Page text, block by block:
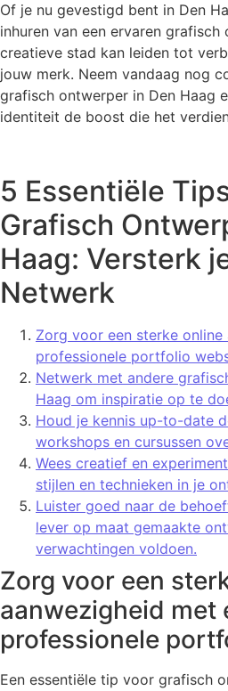
Of je nu gevestigd bent in Den
inhuren van een ervaren
creatieve stad kan leiden tot
jouw merk. Neem vandaag nog
grafisch ontwerper in Den Haag
identiteit de boost die het
5 Essentiële
Grafisch
Haag: Versterk
Netwerk
Zorg voor een sterke online
professionele portfolio
Netwerk met andere
Haag om inspiratie op te
Houd je kennis up-to-date
workshops en cursussen
Wees creatief en
stijlen en technieken in je
Luister goed naar de
lever op maat gemaakte
verwachtingen voldoen.
Zorg voor een
aanwezigheid met
professionele
Een essentiële tip voor grafisch